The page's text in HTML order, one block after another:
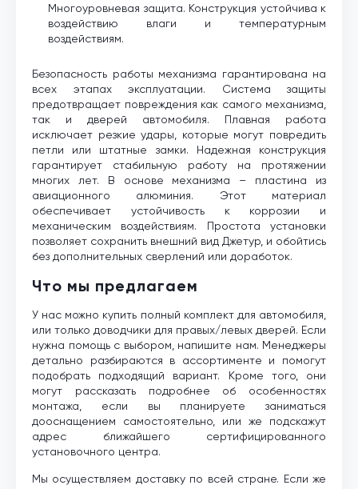
Многоуровневая защита. Конструкция устойчива к
воздействию влаги и температурным
воздействиям.
Безопасность работы механизма гарантирована на
всех этапах эксплуатации. Система защиты
предотвращает повреждения как самого механизма,
так и дверей автомобиля. Плавная работа
исключает резкие удары, которые могут повредить
петли или штатные замки. Надежная конструкция
гарантирует стабильную работу на протяжении
многих лет. В основе механизма – пластина из
авиационного алюминия. Этот материал
обеспечивает устойчивость к коррозии и
механическим воздействиям. Простота установки
позволяет сохранить внешний вид Джетур, и обойтись
без дополнительных сверлений или доработок.
Что мы предлагаем
У нас можно купить полный комплект для автомобиля,
или только доводчики для правых/левых дверей. Если
нужна помощь с выбором, напишите нам. Менеджеры
детально разбираются в ассортименте и помогут
подобрать подходящий вариант. Кроме того, они
могут рассказать подробнее об особенностях
монтажа, если вы планируете заниматься
дооснащением самостоятельно, или же подскажут
адрес ближайшего сертифицированного
установочного центра.
Мы осуществляем доставку по всей стране. Если же